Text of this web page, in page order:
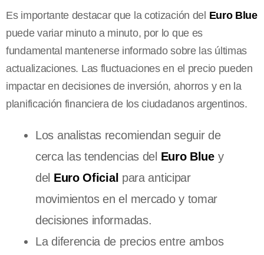
Es importante destacar que la cotización del Euro Blue
puede variar minuto a minuto, por lo que es
fundamental mantenerse informado sobre las últimas
actualizaciones. Las fluctuaciones en el precio pueden
impactar en decisiones de inversión, ahorros y en la
planificación financiera de los ciudadanos argentinos.
Los analistas recomiendan seguir de
cerca las tendencias del Euro Bluey
del Euro Oficial para anticipar
movimientos en el mercado y tomar
decisiones informadas.
La diferencia de precios entre ambos